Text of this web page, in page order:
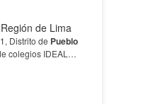
de Lima
Distrito de Pueblo
colegios IDEAL